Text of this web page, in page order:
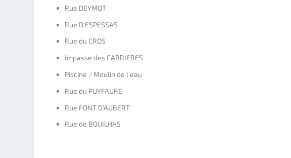
Rue DEYMOT
Rue D’ESPESSAS
Rue du CROS
Impasse des CARRIERES
Piscine / Moulin de l’eau
Rue du PUYFAURE
Rue FONT D’AUBERT
Rue de BOUILHAS